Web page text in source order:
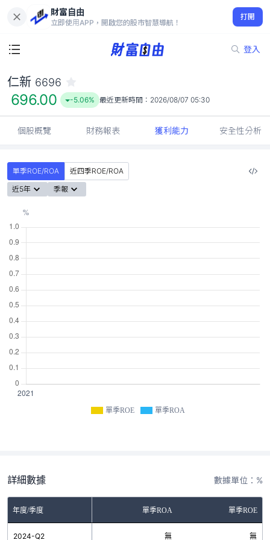
財富自由
立即使用APP，開啟您的股市智慧導航！
打開
登入
696.00
-5.06%
仁新 6696
696.00 -5.06% 最近更新時間： 2026/08/07 05:30
個股概覽 財務報表 獲利能力 安全性分析
單季ROE/ROA
近四季ROE/ROA
近5年
季報
單季ROE 單季ROA
詳細數據 數據單位：%
年度/季度 單季ROA 單季ROE
2024-Q2 無 無